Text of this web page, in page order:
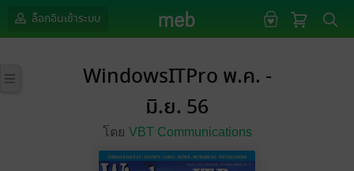
ล็อกอินเข้าระบบ
WindowsITPro พ.ค. -
มิ.ย. 56
โดย VBT Communications